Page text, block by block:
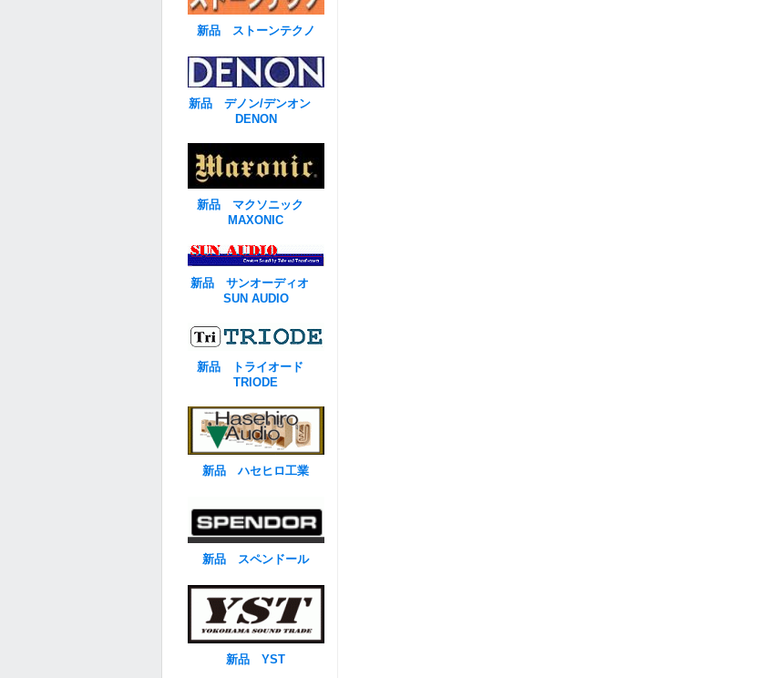
新品 ストーンテクノ
新品 デノン/デンオン
DENON
新品 マクソニック
MAXONIC
新品 サンオーディオ
SUN AUDIO
新品 トライオード
TRIODE
新品 ハセヒロ工業
新品 スペンドール
新品 YST